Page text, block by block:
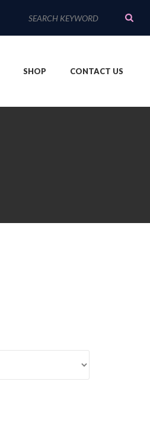
SHOP CONTACT US